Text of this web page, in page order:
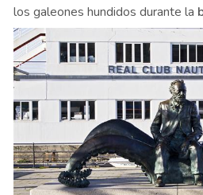
los galeones hundidos durante la